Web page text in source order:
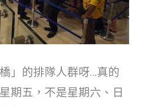
」的排隊人群呀…真的
期五，不是星期六、日